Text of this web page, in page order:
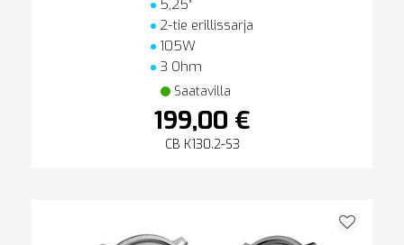
5,25″
2-tie erillissarja
105W
3 Ohm
Saatavilla
199,00 €
CB K130.2-S3